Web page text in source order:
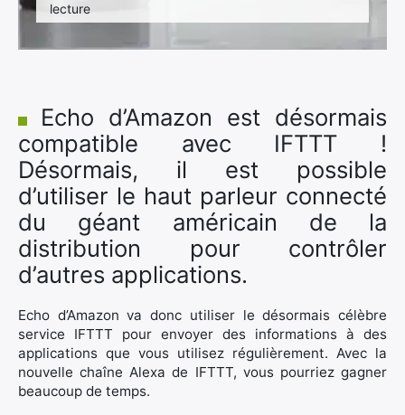
lecture
Echo d’Amazon est désormais
compatible avec IFTTT !
Désormais, il est possible
d’utiliser le haut parleur connecté
du géant américain de la
distribution pour contrôler
d’autres applications.
Echo d’Amazon va donc utiliser le désormais célèbre
service IFTTT pour envoyer des informations à des
applications que vous utilisez régulièrement. Avec la
nouvelle chaîne Alexa de IFTTT, vous pourriez gagner
beaucoup de temps.